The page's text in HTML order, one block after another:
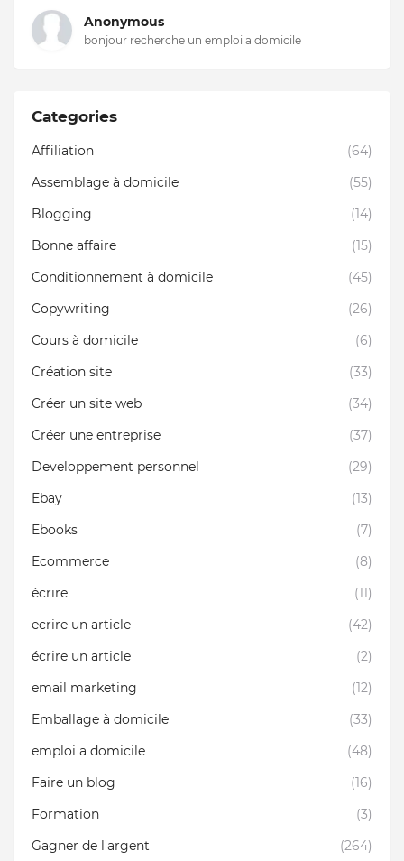
Anonymous
bonjour recherche un emploi a domicile
Categories
Affiliation
(64)
Assemblage à domicile
(55)
Blogging
(14)
Bonne affaire
(15)
Conditionnement à domicile
(45)
Copywriting
(26)
Cours à domicile
(6)
Création site
(33)
Créer un site web
(34)
Créer une entreprise
(37)
Developpement personnel
(29)
Ebay
(13)
Ebooks
(7)
Ecommerce
(8)
écrire
(11)
ecrire un article
(42)
écrire un article
(2)
email marketing
(12)
Emballage à domicile
(33)
emploi a domicile
(48)
Faire un blog
(16)
Formation
(3)
Gagner de l'argent
(264)